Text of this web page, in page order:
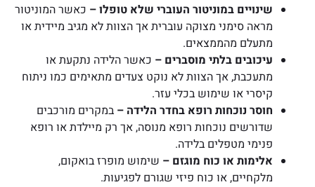
שינויים במוניטור העוברי שלא טופלו – כאשר המוניטור
מראה סימני מצוקה עוברית אך הצוות לא מגיב מיידית או
מתעלם מהממצאים.
עיכובים בלתי מוסברים – כאשר הלידה נתקעת או
מתעכבת, אך הצוות לא נוקט צעדים מתאימים כמו ניתוח
קיסרי או שימוש בכלי עזר.
חוסר נוכחות רופא בחדר הלידה – במקרים מורכבים
שדורשים נוכחות רופא מנוסה, אך רק מיילדת או רופא
פנימי מטפלים בלידה.
אלימות או כוח מוגזם – שימוש מופרז בואקום,
מלקחיים, או כוח פיזי שגורם לפגיעות.